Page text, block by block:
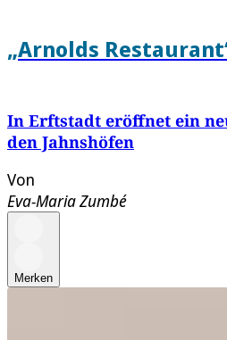
„Arnolds
In Erftstadt eröffnet ein
den Jahnshöfen
Von
Eva-Maria Zumbé
Merken